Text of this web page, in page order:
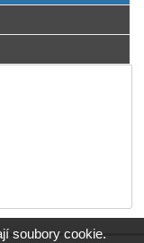
soubory cookie.